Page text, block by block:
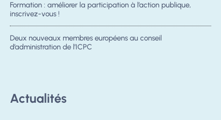
Formation : améliorer la participation à l’action publique,
inscrivez-vous !
Deux nouveaux membres européens au conseil
d’administration de l’ICPC
Actualités